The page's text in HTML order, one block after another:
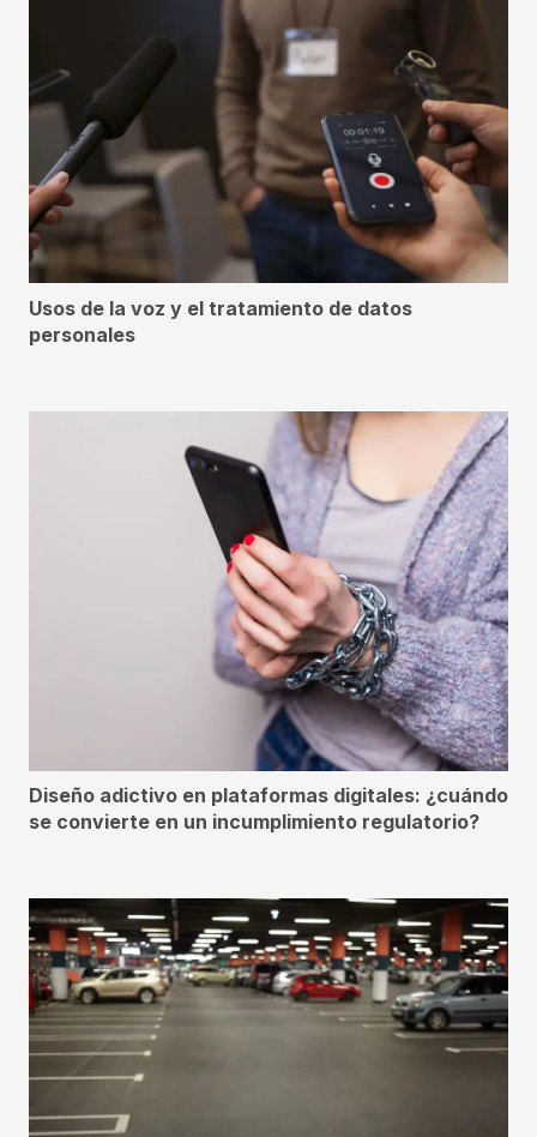
Usos de la voz y el tratamiento de datos
personales
Diseño adictivo en plataformas digitales: ¿cuándo
se convierte en un incumplimiento regulatorio?